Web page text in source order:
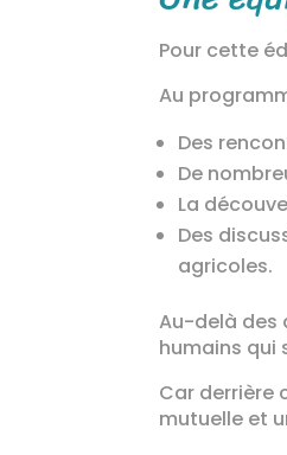
Pour cette
Au
Des
De
La
Des
agricoles.
Au-delà des
humains qui
Car derrière
mutuelle et